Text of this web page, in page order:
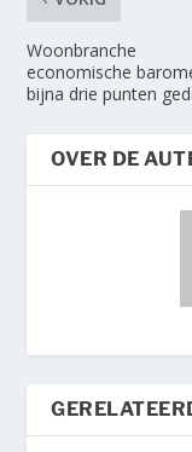
Woonbranche
economische
bijna drie punten
OVER DE